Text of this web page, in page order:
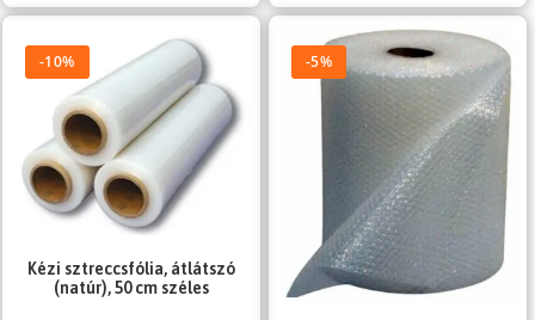
-10%
Kézi sztreccsfólia, átlátszó
(natúr), 50 cm széles
-5%